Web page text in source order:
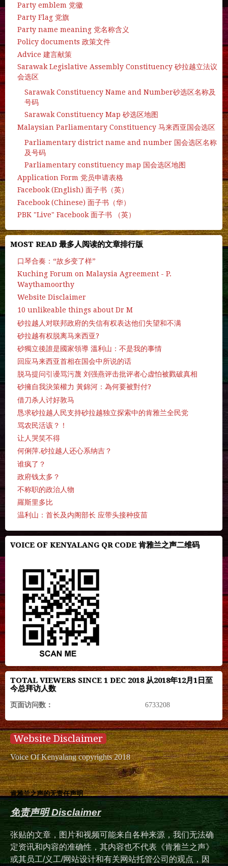
Party emblem 党徽
Party Flag 党旗
Party name meaning 党名称含义
Policy documents 政策文件
Advice 建言献策
Sarawak Legislative Assembly Constituency 砂拉越立法议
会选区
Sarawak Constituency Name and Number砂选区名称及
号码
Sarawak Constituency Map 砂选区地图
Malaysian Parliamentary Constituency 马来西亚国会选区
Parliamentary district name and number 国会选区名称
及号码
Parliamentary constituency map 国会选区地图
Application Form 党员申请表格
Facebook (English) 面子书（英）
Facebook (Chinese) 面子书（华）
PBK "Live" Facebook 面子书 （英）
MOST READ 最多人阅读的文章排行版
口琴合奏：“故乡变了样”
Kuching Forum on Malaysia Agreement - P.
Waythamoorthy
Website Disclaimer
10 unlikeable things about Dr M
砂拉越人对联邦政府的失信有权表达他们失望和不满
砂拉越有权脱离马来西亚?
砂獨立後誰是國家領導 溫利山：不是我的事情
回应马来西亚首相在国会中所说的话
脱马提问引谩骂污蔑 刘强燕评击批评者心虚怕被戮破真相
砂擁自我決策權力 黃錦河：為何要被對付?
借刀杀人讨好敦马
恳求砂拉越人民支持砂拉越独立探索中的肯雅兰全民党
骂农民活该？！
让人哭笑不得
何俐萍.砂拉越人还心系纳吉？
谁疯了？
政府钱太多？
不称职的政治人物
羅斯里多比
温利山：首长及内阁部长 应带头接种疫苗
VOICE OF KENYALANG QR CODE 肯雅兰之声二维码
TOTAL VIEWERS SINCE 1 DEC 2018 从2018年12月1日至
今总拜访人数
页面访问数： 6733208
Website Disclaimer
Voice Of Kenyalang copyrights 2018
肯雅兰之声的无责任声明
免责声明 Disclaimer
张贴的文章，图片和视频可能来自各种来源，我们无法确
定资讯和内容的准确性，其内容也不代表《肯雅兰之声》
或其员工/义工/网站设计和有关网站托管公司的观点，因